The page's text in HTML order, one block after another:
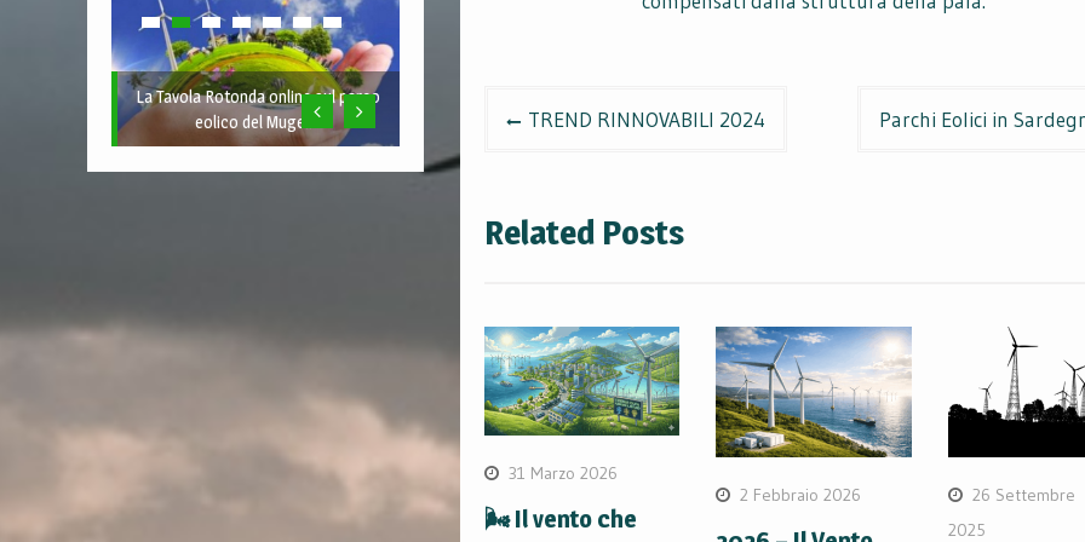
Navigazione
TREND RINNOVABILI 2024 Parchi Eolici in
Related Posts
31 Marzo 2026
🌬️ Il vento che
2 Febbraio 2026
26 Settembre
2025
La Tavola Rotonda online sul parco
eolico del Mugello